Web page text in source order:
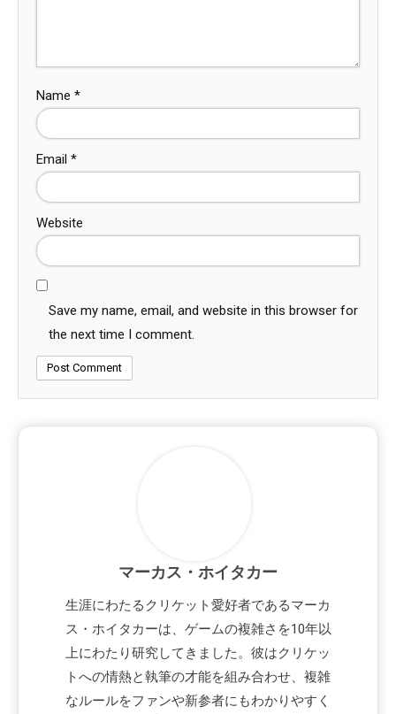
Name *
Email *
Website
Save my name, email, and website in this browser for
the next time I comment.
マーカス・ホイタカー
生涯にわたるクリケット愛好者であるマーカ
ス・ホイタカーは、ゲームの複雑さを10年以
上にわたり研究してきました。彼はクリケッ
トへの情熱と執筆の才能を組み合わせ、複雑
なルールをファンや新参者にもわかりやすく